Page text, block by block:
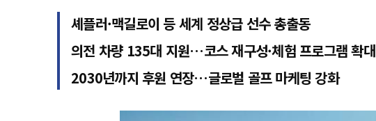
셰플러·맥길로이 등 세계 정상급 선수 총출동
의전 차량 135대 지원…코스 재구성·체험 프로그램 확대
2030년까지 후원 연장…글로벌 골프 마케팅 강화